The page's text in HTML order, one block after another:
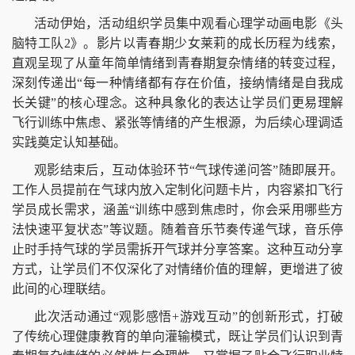
活动伊始，活动组织学员集中观看心理学动画电影《头
脑特工队2》。影片以青春期少女莱莉的成长历程为线索，
直观呈现了从童年简单情绪到青春期复杂情绪的转变过程，
深刻传递出“每一种情绪都有存在价值，接纳情绪是自我成
长关键”的核心理念。这种具象化的表达让学员们更易理解
飞行训练中焦虑、紧张等情绪的产生根源，为后续心理调适
实践奠定认知基础。
观影结束后，互动体验环节“气球传递问答”随即展开。
工作人员提前在气球内放入定制化问题卡片，内容紧扣飞行
学员成长需求，涵盖“训练中感到焦虑时，你会采用哪些方
法快速平复状态”等议题。随着音乐节奏传递气球，音乐停
止时手持气球的学员需拆开气球并分享答案。这种互动分享
方式，让学员们不仅深化了对情绪价值的理解，更增进了彼
此间的心理联结。
此次活动通过“观影感悟+游戏互动”的创新形式，打破
了传统心理健康教育的单向灌输模式，既让学员们认识到青